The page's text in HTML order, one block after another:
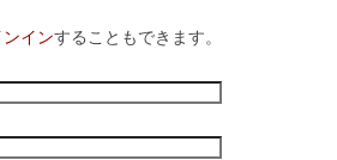
インすることもできます。